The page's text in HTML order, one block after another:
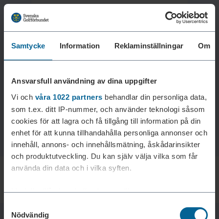
Samtycke Information Reklaminställningar Om
Ansvarsfull användning av dina uppgifter
Vi och våra 1022 partners behandlar din personliga data,
som t.ex. ditt IP-nummer, och använder teknologi såsom
cookies för att lagra och få tillgång till information på din
enhet för att kunna tillhandahålla personliga annonser och
innehåll, annons- och innehållsmätning, åskådarinsikter
och produktutveckling. Du kan själv välja vilka som får
använda din data och i vilka syften.
Med din tillåtelse skulle vi även vilja:
kan ha en noggrannhet på upp till flera meter
Nödvändig
Laddar reklam...